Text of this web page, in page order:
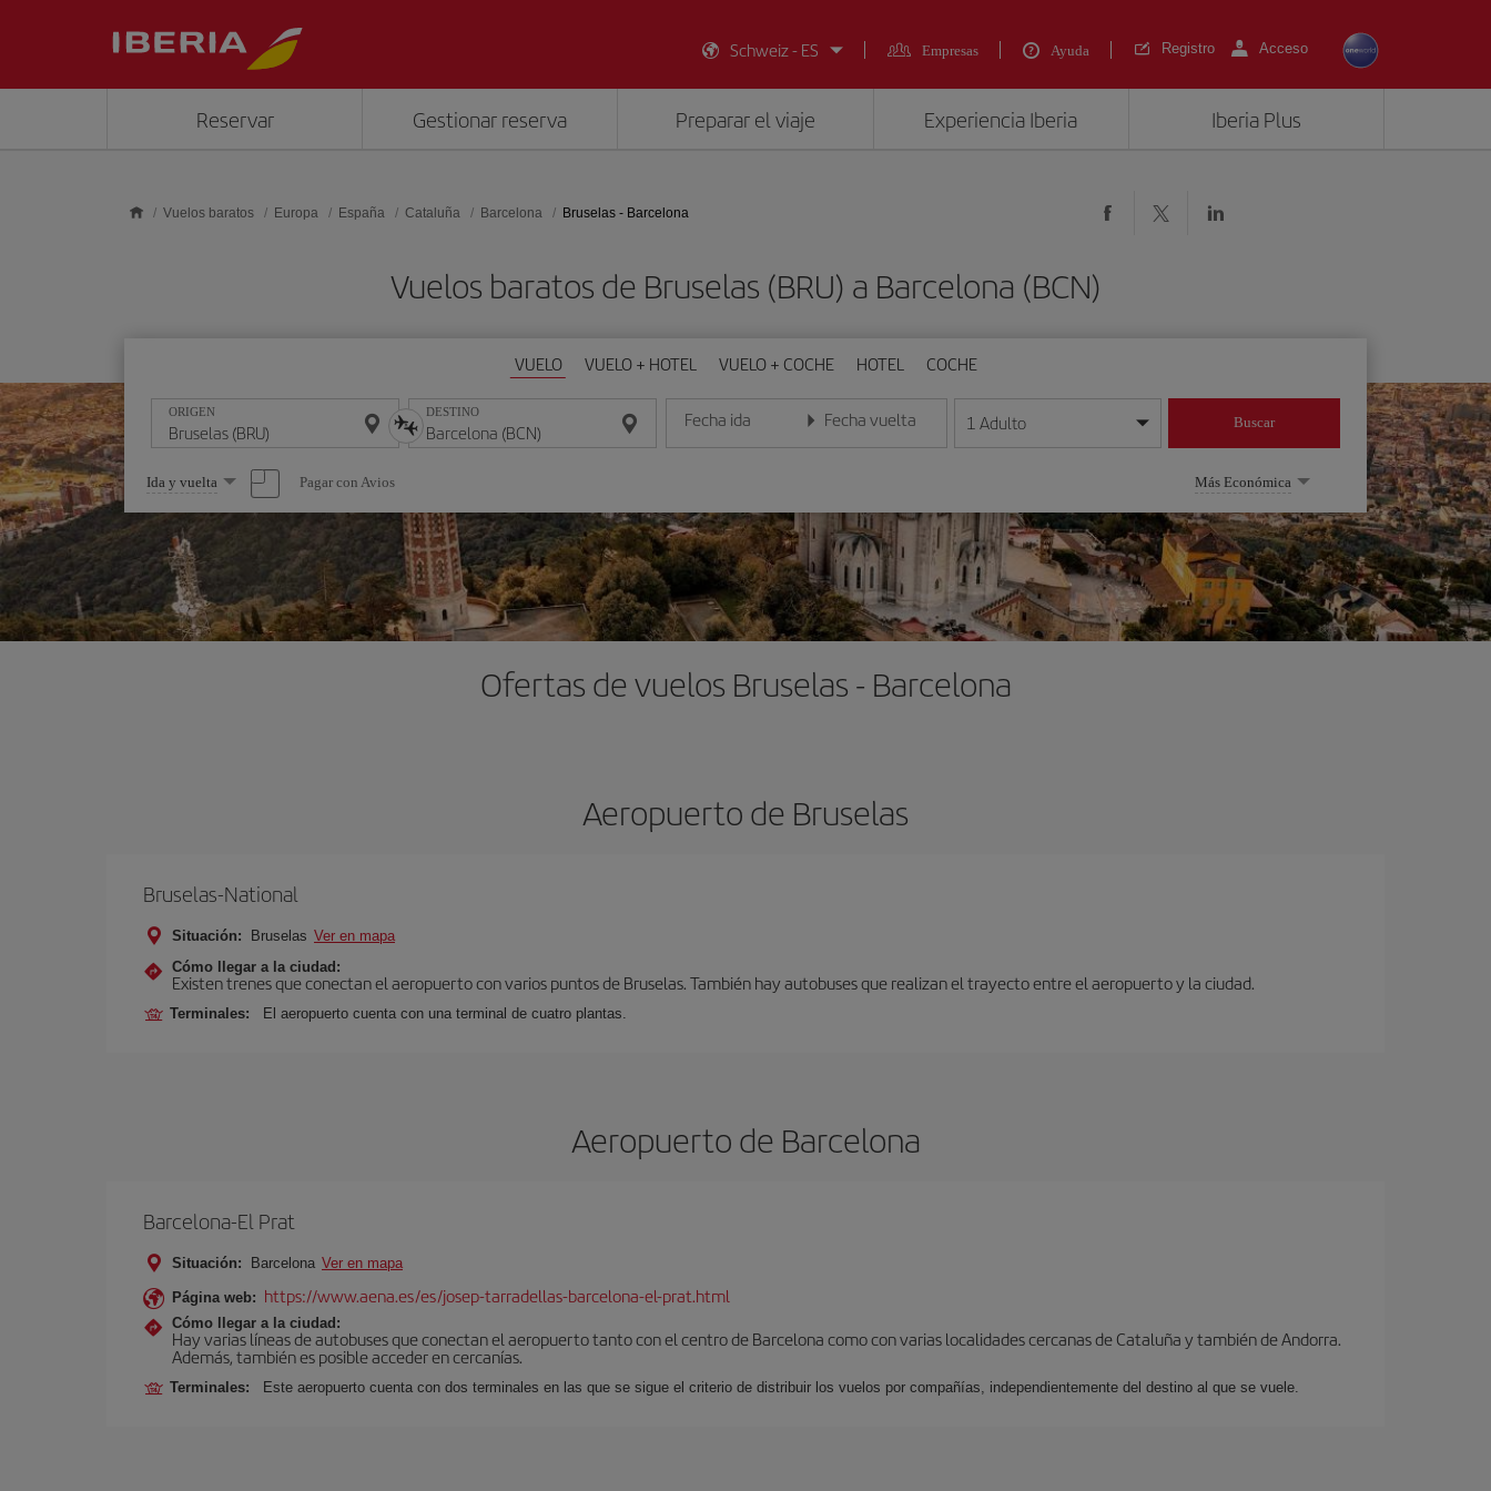
Schweiz - ES
Empresas Ayuda Registro Acceso
Reservar Gestionar reserva Preparar el viaje Experiencia Iberia Iberia Plus
Vuelos baratos Europa España Cataluña Barcelona Bruselas - Barcelona
Vuelos baratos de Bruselas (BRU) a Barcelona (BCN)
VUELO VUELO + HOTEL VUELO + COCHE HOTEL COCHE
ORIGEN DESTINO Fecha ida
Introduce la fecha en formato día/mes/año
Fecha vuelta
Introduce la fecha en formato día/mes/año
1 Adulto Buscar
Seleccione
una
opción
Ida y vuelta Pagar con Avios Más Económica
Ofertas de vuelos Bruselas - Barcelona
Aeropuerto de Bruselas
Bruselas-National
Situación: Bruselas Ver en mapa
Cómo llegar a la ciudad:
Existen trenes que conectan el aeropuerto con varios puntos de Bruselas. También hay autobuses que realizan el trayecto entre el aeropuerto y la ciudad.
Terminales: El aeropuerto cuenta con una terminal de cuatro plantas.
Aeropuerto de Barcelona
Barcelona-El Prat
Situación: Barcelona Ver en mapa
Página web: https://www.aena.es/es/josep-tarradellas-barcelona-el-prat.html
Cómo llegar a la ciudad:
Hay varias líneas de autobuses que conectan el aeropuerto tanto con el centro de Barcelona como con varias localidades cercanas de Cataluña y también de Andorra.
Además, también es posible acceder en cercanías.
Terminales: Este aeropuerto cuenta con dos terminales en las que se sigue el criterio de distribuir los vuelos por compañías, independientemente del destino al que se vuele.